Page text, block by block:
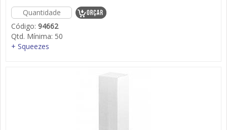
Código: 94662
Qtd. Mínima: 50
+ Squeezes